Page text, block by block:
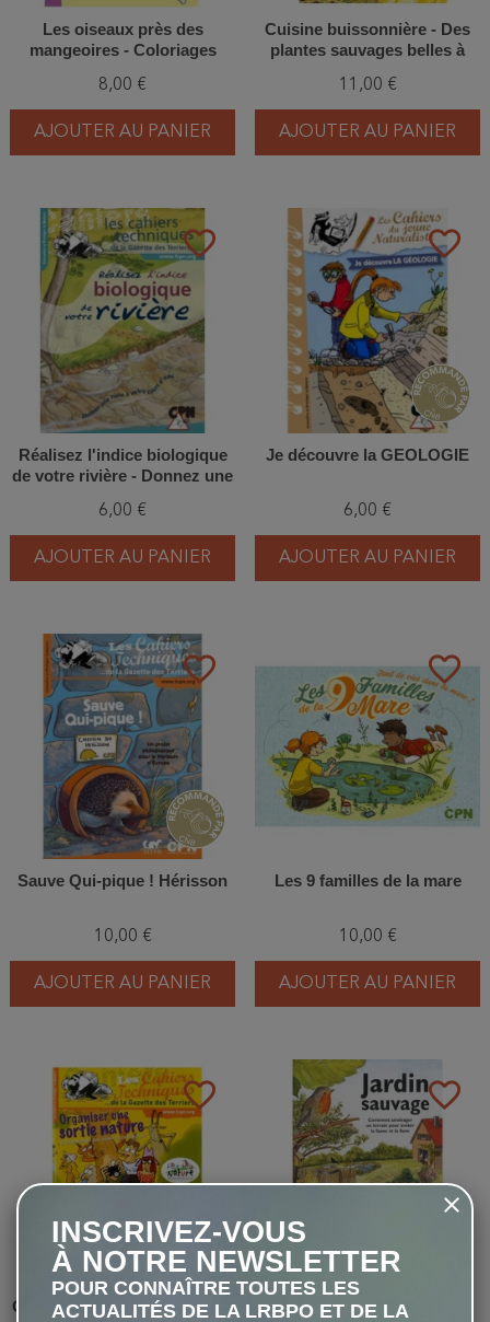
Les oiseaux près des
mangeoires - Coloriages
8,00 €
AJOUTER AU PANIER
Cuisine buissonnière - Des
plantes sauvages belles à
11,00 €
AJOUTER AU PANIER
favorite_border
Réalisez l'indice biologique
de votre rivière - Donnez une
6,00 €
AJOUTER AU PANIER
favorite_border
Je découvre la GEOLOGIE
6,00 €
AJOUTER AU PANIER
favorite_border
Sauve Qui-pique ! Hérisson
10,00 €
AJOUTER AU PANIER
favorite_border
Les 9 familles de la mare
10,00 €
AJOUTER AU PANIER
favorite_border
Organiser une sortie nature -
favorite_border
Jardin sauvage - Comment
INSCRIVEZ-VOUS
À NOTRE NEWSLETTER
POUR CONNAÎTRE TOUTES LES
ACTUALITÉS DE LA LRBPO ET DE LA